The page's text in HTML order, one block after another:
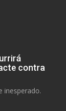
contra
inesperado.